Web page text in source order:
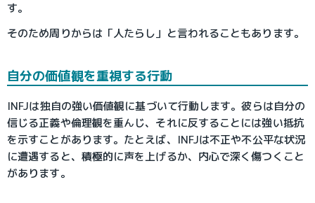
す。
そのため周りからは「人たらし」と言われることもあります。
自分の価値観を重視する行動
INFJは独自の強い価値観に基づいて行動します。彼らは自分の
信じる正義や倫理観を重んじ、それに反することには強い抵抗
を示すことがあります。たとえば、INFJは不正や不公平な状況
に遭遇すると、積極的に声を上げるか、内心で深く傷つくこと
があります。